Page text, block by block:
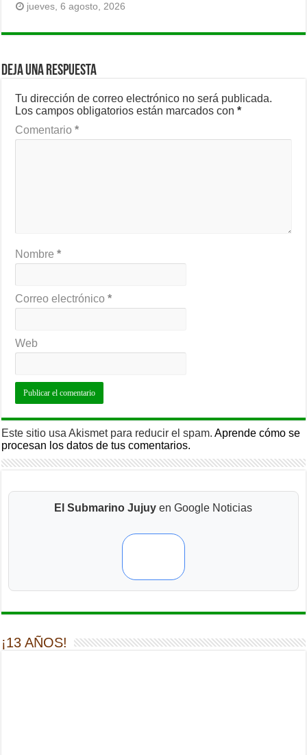
jueves, 6 agosto, 2026
Deja una respuesta
Tu dirección de correo electrónico no será publicada.
Los campos obligatorios están marcados con*
Comentario*
Nombre*
Correo electrónico*
Web
Este sitio usa Akismet para reducir el spam.Aprende cómo se
procesan los datos de tus comentarios.
El Submarino Jujuy en Google Noticias
¡13 AÑOS!